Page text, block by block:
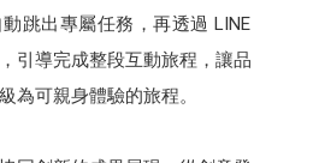
跳出專屬任務，再透過 LINE
引導完成整段互動旅程，讓品
為可親身體驗的旅程。